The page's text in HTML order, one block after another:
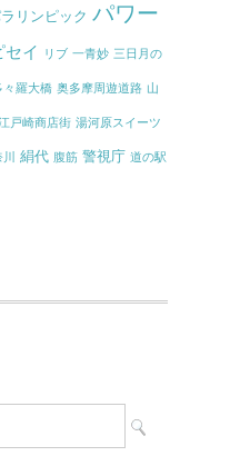
リンピック パワー
セイ リブ 一青妙 三日月の
々羅大橋 奥多摩周遊道路 山
戸崎商店街 湯河原スイーツ
絹代 腹筋 警視庁 道の駅